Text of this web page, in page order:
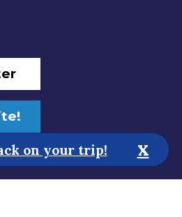
on your trip! x